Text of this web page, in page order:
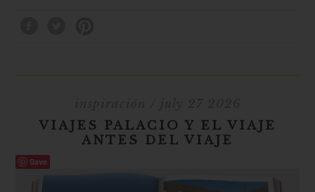
VIAJES PALACIO Y EL VIAJE
ANTES DEL VIAJE
Save